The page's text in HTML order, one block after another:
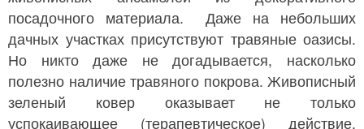
посадочного материала. Даже на небольших
дачных участках присутствуют травяные оазисы.
Но никто даже не догадывается, насколько
полезно наличие травяного покрова. Живописный
зеленый ковер оказывает не только
успокаивающее (терапевтическое) действие,